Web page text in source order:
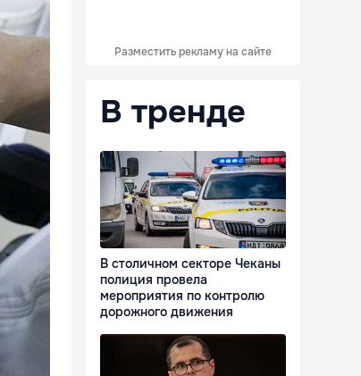
Разместить рекламу на сайте
В тренде
В столичном секторе Чеканы
полиция провела
мероприятия по контролю
дорожного движения